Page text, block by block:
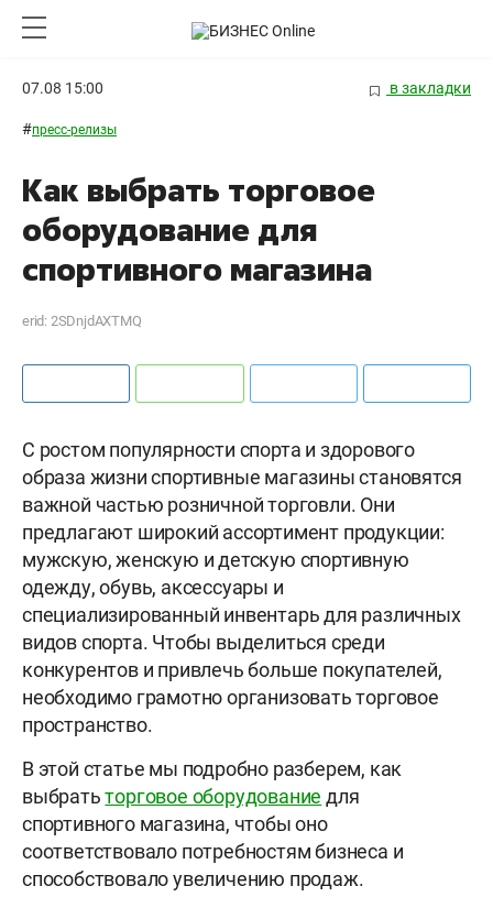
07.08 15:00 в закладки
#пресс-релизы
Как выбрать торговое
оборудование для
спортивного магазина
erid: 2SDnjdAXTMQ
С ростом популярности спорта и здорового
образа жизни спортивные магазины становятся
важной частью розничной торговли. Они
предлагают широкий ассортимент продукции:
мужскую, женскую и детскую спортивную
одежду, обувь, аксессуары и
специализированный инвентарь для различных
видов спорта. Чтобы выделиться среди
конкурентов и привлечь больше покупателей,
необходимо грамотно организовать торговое
пространство.
В этой статье мы подробно разберем, как
выбратьторговое оборудование для
спортивного магазина, чтобы оно
соответствовало потребностям бизнеса и
способствовало увеличению продаж.